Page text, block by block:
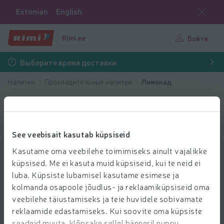
See veebisait kasutab küpsiseid
Kasutame oma veebilehe toimimiseks ainult vajalikke
küpsised. Me ei kasuta muid küpsiseid, kui te neid ei
luba. Küpsiste lubamisel kasutame esimese ja
kolmanda osapoole jõudlus- ja reklaamiküpsiseid oma
veebilehe täiustamiseks ja teie huvidele sobivamate
reklaamide edastamiseks. Kui soovite oma küpsiste
Estonian English
Rimi.ee Войти
Выберите время доставки
Напитки Прохладительные напитки Лимонад